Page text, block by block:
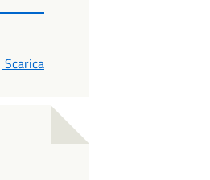
PDF
Scarica